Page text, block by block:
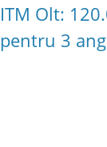
ITM Olt:
pentru 3